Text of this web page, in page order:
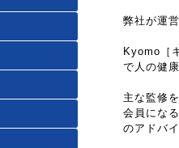
弊社が運
Kyomo［
で人の健
主な監修
会員にな
のアドバ